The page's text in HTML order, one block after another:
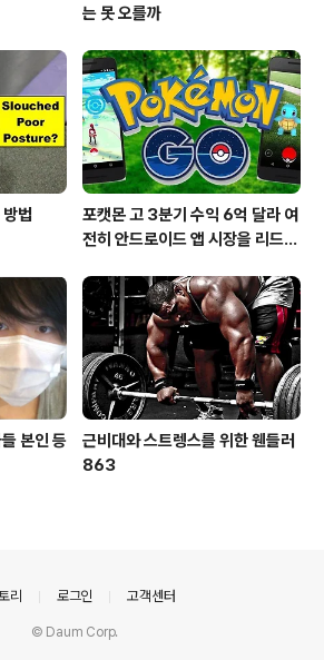
는 못 오를까
법
포캣몬 고 3분기 수익 6억 달라 여
전히 안드로이드 앱 시장을 리드
본인 등
근비대와 스트렝스를 위한 웬들러
863
리 로그인 고객센터
© Daum Corp.